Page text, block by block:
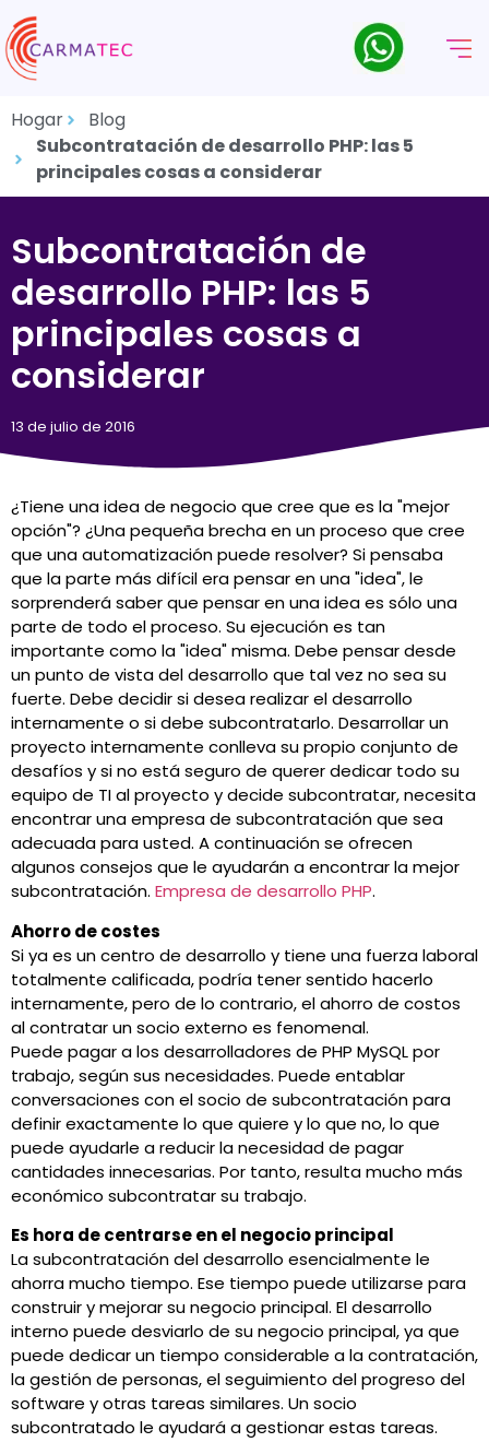
Hogar
Blog
Subcontratación de desarrollo PHP: las 5
principales cosas a considerar
Subcontratación de
desarrollo PHP: las 5
principales cosas a
considerar
13 de julio de 2016
¿Tiene una idea de negocio que cree que es la "mejor
opción"? ¿Una pequeña brecha en un proceso que cree
que una automatización puede resolver? Si pensaba
que la parte más difícil era pensar en una "idea", le
sorprenderá saber que pensar en una idea es sólo una
parte de todo el proceso. Su ejecución es tan
importante como la "idea" misma. Debe pensar desde
un punto de vista del desarrollo que tal vez no sea su
fuerte. Debe decidir si desea realizar el desarrollo
internamente o si debe subcontratarlo. Desarrollar un
proyecto internamente conlleva su propio conjunto de
desafíos y si no está seguro de querer dedicar todo su
equipo de TI al proyecto y decide subcontratar, necesita
encontrar una empresa de subcontratación que sea
adecuada para usted. A continuación se ofrecen
algunos consejos que le ayudarán a encontrar la mejor
subcontratación. Empresa de desarrollo PHP.
Ahorro de costes
Si ya es un centro de desarrollo y tiene una fuerza laboral
totalmente calificada, podría tener sentido hacerlo
internamente, pero de lo contrario, el ahorro de costos
al contratar un socio externo es fenomenal.
Puede pagar a los desarrolladores de PHP MySQL por
trabajo, según sus necesidades. Puede entablar
conversaciones con el socio de subcontratación para
definir exactamente lo que quiere y lo que no, lo que
puede ayudarle a reducir la necesidad de pagar
cantidades innecesarias. Por tanto, resulta mucho más
económico subcontratar su trabajo.
Es hora de centrarse en el negocio principal
La subcontratación del desarrollo esencialmente le
ahorra mucho tiempo. Ese tiempo puede utilizarse para
construir y mejorar su negocio principal. El desarrollo
interno puede desviarlo de su negocio principal, ya que
puede dedicar un tiempo considerable a la contratación,
la gestión de personas, el seguimiento del progreso del
software y otras tareas similares. Un socio
subcontratado le ayudará a gestionar estas tareas.